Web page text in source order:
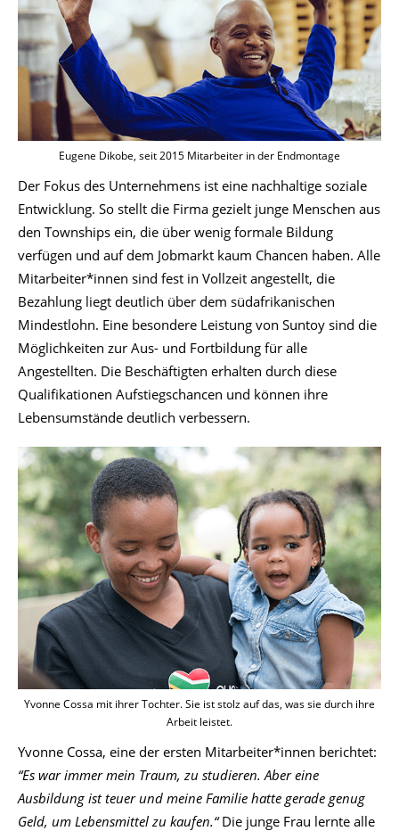
Eugene Dikobe, seit 2015 Mitarbeiter in der Endmontage
Der Fokus des Unternehmens ist eine nachhaltige soziale
Entwicklung. So stellt die Firma gezielt junge Menschen aus
den Townships ein, die über wenig formale Bildung
verfügen und auf dem Jobmarkt kaum Chancen haben. Alle
Mitarbeiter*innen sind fest in Vollzeit angestellt, die
Bezahlung liegt deutlich über dem südafrikanischen
Mindestlohn. Eine besondere Leistung von Suntoy sind die
Möglichkeiten zur Aus- und Fortbildung für alle
Angestellten. Die Beschäftigten erhalten durch diese
Qualifikationen Aufstiegschancen und können ihre
Lebensumstände deutlich verbessern.
Yvonne Cossa mit ihrer Tochter. Sie ist stolz auf das, was sie durch ihre
Arbeit leistet.
Yvonne Cossa, eine der ersten Mitarbeiter*innen berichtet:
“Es war immer mein Traum, zu studieren. Aber eine
Ausbildung ist teuer und meine Familie hatte gerade genug
Geld, um Lebensmittel zu kaufen.“Die junge Frau lernte alle